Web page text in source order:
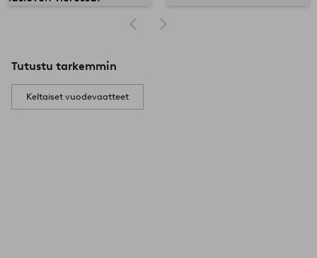
Tutustu tarkemmin
Keltaiset vuodevaatteet